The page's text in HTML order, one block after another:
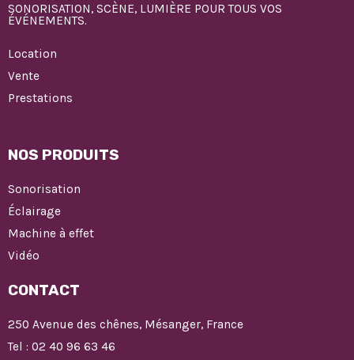
SONORISATION, SCÈNE, LUMIÈRE POUR TOUS VOS
ÉVÉNEMENTS.
Location
Vente
Prestations
NOS PRODUITS
Sonorisation
Éclairage
Machine à effet
Vidéo
CONTACT
250 Avenue des chênes, Mésanger, France
Tel : 02 40 96 63 46